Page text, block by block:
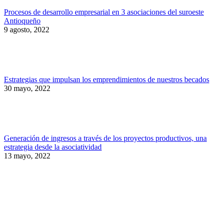
Procesos de desarrollo empresarial en 3 asociaciones del suroeste
Antioqueño
9 agosto, 2022
Estrategias que impulsan los emprendimientos de nuestros becados
30 mayo, 2022
Generación de ingresos a través de los proyectos productivos, una
estrategia desde la asociatividad
13 mayo, 2022